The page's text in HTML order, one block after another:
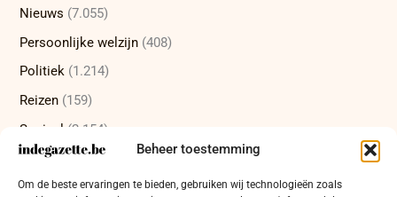
Beheer toestemming
Om de beste ervaringen te bieden, gebruiken wij technologieën zoals
Nieuws (7.055)
Persoonlijke welzijn (408)
Politiek (1.214)
Reizen (159)
Sociaal (2.154)
Sport(231)
Technologie(414)